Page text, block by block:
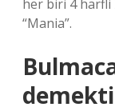
her biri 4 harfli
“Mania”.